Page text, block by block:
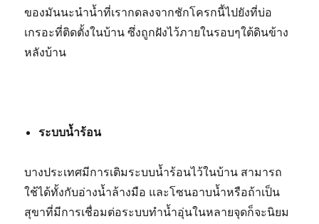
ของมันนะนำน้ำที่เรากดลงจากชักโครกนี้ไปยังที่บ่อ
เกรอะที่ติดตั้งในบ้าน ซึ่งถูกฝังไว้ภายในรอบๆใต้ดินข้าง
หลังบ้าน
ระบบน้ำร้อน
บางประเทศมีการเติมระบบน้ำร้อนไว้ในบ้าน สามารถ
ใช้ได้ทั้งกับอ่างน้ำล้างมือ และโซนอาบน้ำหรือถ้าเป็น
สุขาที่มีการเชื่อมต่อระบบทำน้ำอุ่นในหลายจุดก็จะนิยม